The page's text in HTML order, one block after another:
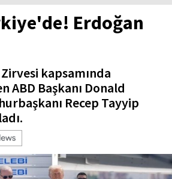
Erdoğan
kapsamında
ABD Başkanı Donald
Recep Tayyip